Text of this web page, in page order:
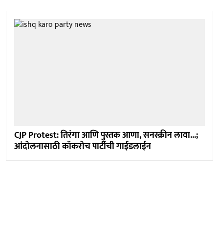
CJP Protest: तिरंगा आणि पुस्तक आणा, सनस्क्रीन लावा...;
आंदोलनासाठी कॉकरोच पार्टीची गाईडलाईन